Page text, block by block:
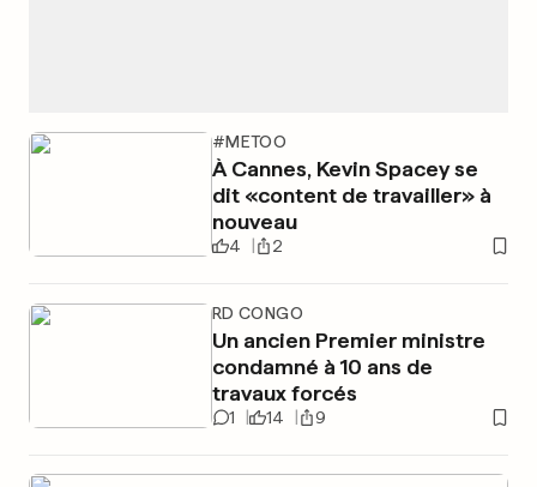
#METOO
À Cannes, Kevin Spacey se
dit «content de travailler» à
nouveau
4 2
RD CONGO
Un ancien Premier ministre
condamné à 10 ans de
travaux forcés
1 14 9